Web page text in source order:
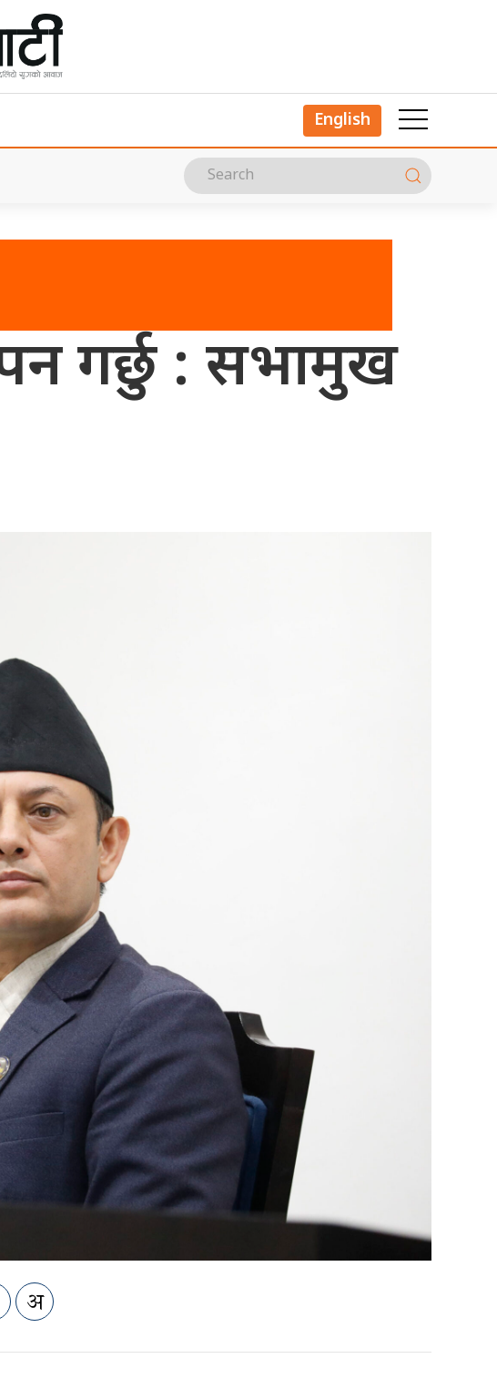
English
गर्छु : सभामुख